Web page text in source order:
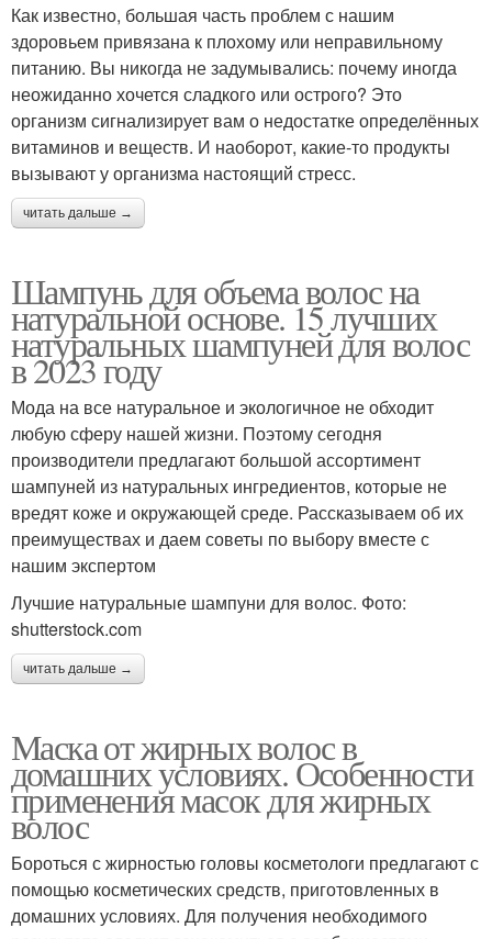
Как известно, большая часть проблем с нашим
здоровьем привязана к плохому или неправильному
питанию. Вы никогда не задумывались: почему иногда
неожиданно хочется сладкого или острого? Это
организм сигнализирует вам о недостатке определённых
витаминов и веществ. И наоборот, какие-то продукты
вызывают у организма настоящий стресс.
читать дальше →
Шампунь для объема волос на
натуральной основе. 15 лучших
натуральных шампуней для волос
в 2023 году
Мода на все натуральное и экологичное не обходит
любую сферу нашей жизни. Поэтому сегодня
производители предлагают большой ассортимент
шампуней из натуральных ингредиентов, которые не
вредят коже и окружающей среде. Рассказываем об их
преимуществах и даем советы по выбору вместе с
нашим экспертом
Лучшие натуральные шампуни для волос. Фото:
shutterstock.com
читать дальше →
Маска от жирных волос в
домашних условиях. Особенности
применения масок для жирных
волос
Бороться с жирностью головы косметологи предлагают с
помощью косметических средств, приготовленных в
домашних условиях. Для получения необходимого